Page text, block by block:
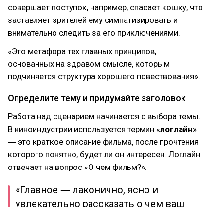
совершает поступок, например, спасает кошку, что
заставляет зрителей ему симпатизировать и
внимательно следить за его приключениями.
«Это метафора тех главных принципов,
основанных на здравом смысле, которым
подчиняется структура хорошего повествования».
Определите тему и придумайте заголовок
Работа над сценарием начинается с выбора темы.
В киноиндустрии используется термин «логлайн»
― это краткое описание фильма, после прочтения
которого понятно, будет ли он интересен. Логлайн
отвечает на вопрос «О чем фильм?».
«Главное ― лаконично, ясно и
увлекательно рассказать о чем ваш